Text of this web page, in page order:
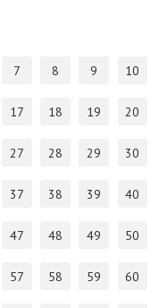
7 8 9 10
17 18 19 20
27 28 29 30
37 38 39 40
47 48 49 50
57 58 59 60